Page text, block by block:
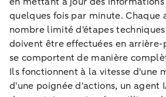
quelques fois par minute. Chaque
nombre limité d'étapes
doivent être effectuées en arrière-
se comportent de manière
Ils fonctionnent à la vitesse d'une
d'une poignée d'actions, un agent